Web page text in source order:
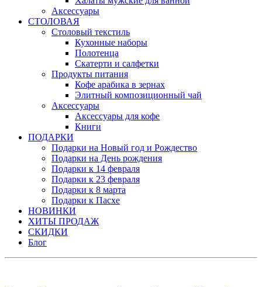
Аксессуары
СТОЛОВАЯ
Столовый текстиль
Кухонные наборы
Полотенца
Скатерти и салфетки
Продукты питания
Кофе арабика в зернах
Элитный композиционный чай
Аксессуары
Аксессуары для кофе
Книги
ПОДАРКИ
Подарки на Новый год и Рождество
Подарки на День рождения
Подарки к 14 февраля
Подарки к 23 февраля
Подарки к 8 марта
Подарки к Пасхе
НОВИНКИ
ХИТЫ ПРОДАЖ
СКИДКИ
Блог